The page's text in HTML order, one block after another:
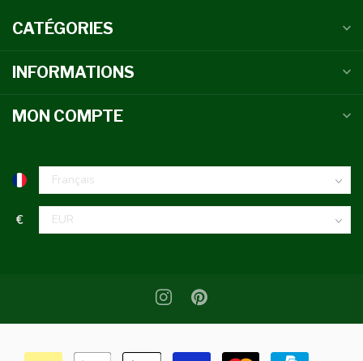
CATÉGORIES
INFORMATIONS
MON COMPTE
€